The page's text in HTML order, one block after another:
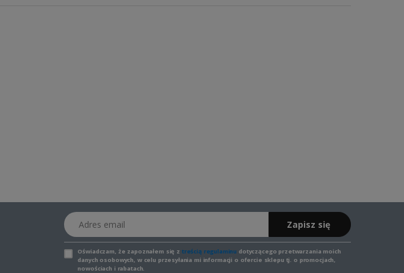
Adres email
Zapisz się
Oświadczam, że zapoznałem się z treścią regulaminu dotyczącego przetwarzania moich
danych osobowych, w celu przesyłania mi informacji o ofercie sklepu tj. o promocjach,
nowościach i rabatach.